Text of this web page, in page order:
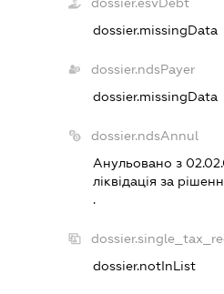
dossier.esvDebt
dossier.missingData
dossier.ndsPayer
dossier.missingData
dossier.ndsAnnul
Анульовано з
лiквiдацiя за
.
dossier.notInList